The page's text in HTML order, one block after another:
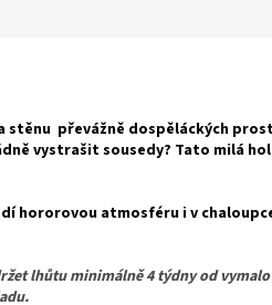
stěnu převážně dospěláckých
vystrašit sousedy? Tato milá
hororovou atmosféru i v
lhůtu minimálně 4 týdny od